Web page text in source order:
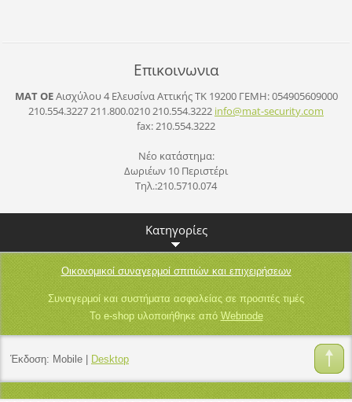
Επικοινωνια
ΜΑΤ ΟΕΑισχύλου 4 Ελευσίνα Αττικής ΤΚ 19200ΓΕΜΗ: 054905609000
210.554.3227 211.800.0210 210.554.3222 info@mat-security.com
fax: 210.554.3222
Νέο κατάστημα:
Δωριέων 10 Περιστέρι
Τηλ.:210.5710.074
Κατηγορίες
Οικονομικοί συναγερμοί σπιτιών και επιχειρήσεων
Συναγερμοί και συστήματα ασφαλείας σε προσιτές τιμές
Το e-shop υλοποιήθηκε απόWebnode
Έκδοση: Mobile| Desktop